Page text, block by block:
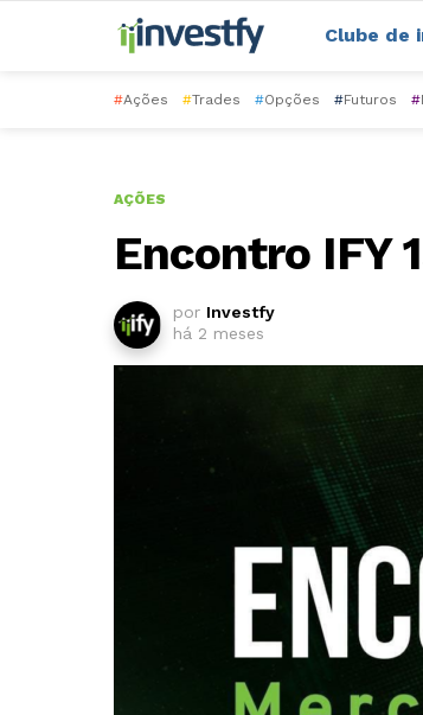
Clube de
#Ações #Trades #Opções #Futuros #
AÇÕES
Encontro IFY
por Investfy
há 2 meses